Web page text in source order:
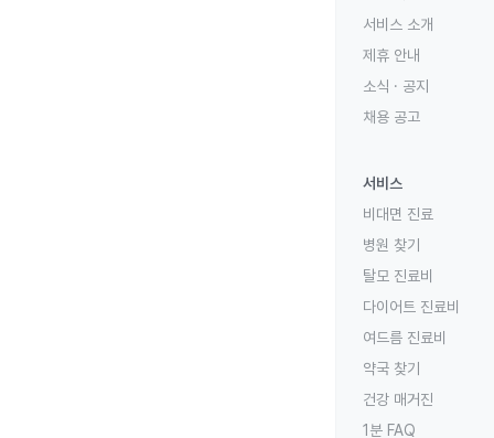
서비스 소개
제휴 안내
소식 · 공지
채용 공고
서비스
비대면 진료
병원 찾기
탈모 진료비
다이어트 진료비
여드름 진료비
약국 찾기
건강 매거진
1분 FAQ